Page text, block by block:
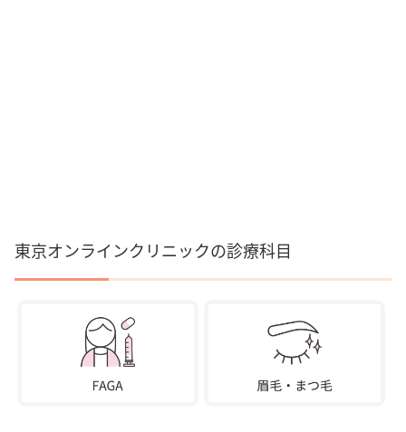
東京オンラインクリニックの診療科目